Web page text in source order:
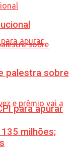
para apurar
palestra sobre
milhões;